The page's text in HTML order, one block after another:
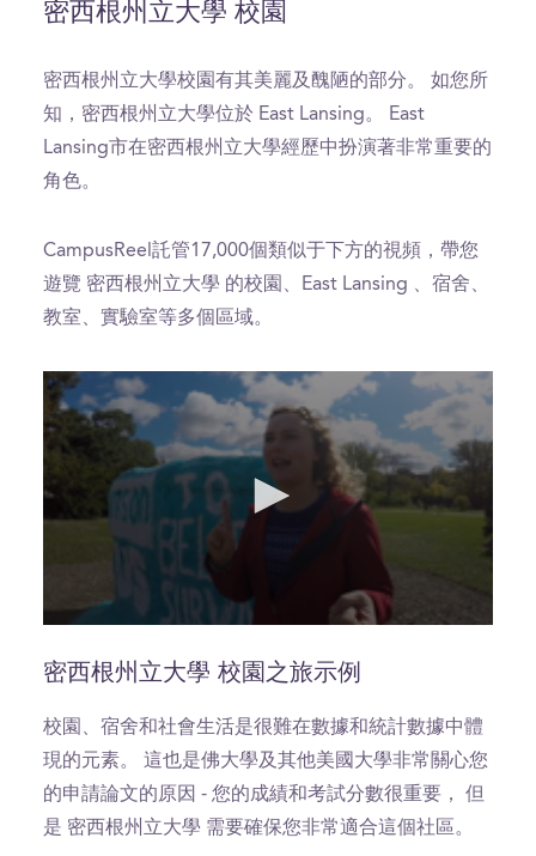
密西根州立大學 校園
密西根州立大學校園有其美麗及醜陋的部分。 如您所
知，密西根州立大學位於 East Lansing。 East
Lansing市在密西根州立大學經歷中扮演著非常重要的
角色。
CampusReel託管17,000個類似于下方的視頻，帶您
遊覽 密西根州立大學 的校園、East Lansing 、宿舍、
教室、實驗室等多個區域。
of
0
密西根州立大學 校園之旅示例
校園、宿舍和社會生活是很難在數據和統計數據中體
現的元素。 這也是佛大學及其他美國大學非常關心您
的申請論文的原因 - 您的成績和考試分數很重要， 但
是 密西根州立大學 需要確保您非常適合這個社區。